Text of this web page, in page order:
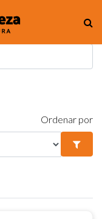
Ordenar por